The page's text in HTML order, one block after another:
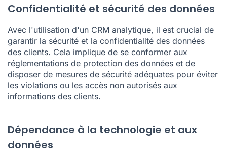
Confidentialité et sécurité des données
Avec l'utilisation d'un CRM analytique, il est crucial de
garantir la sécurité et la confidentialité des données
des clients. Cela implique de se conformer aux
réglementations de protection des données et de
disposer de mesures de sécurité adéquates pour éviter
les violations ou les accès non autorisés aux
informations des clients.
Dépendance à la technologie et aux
données